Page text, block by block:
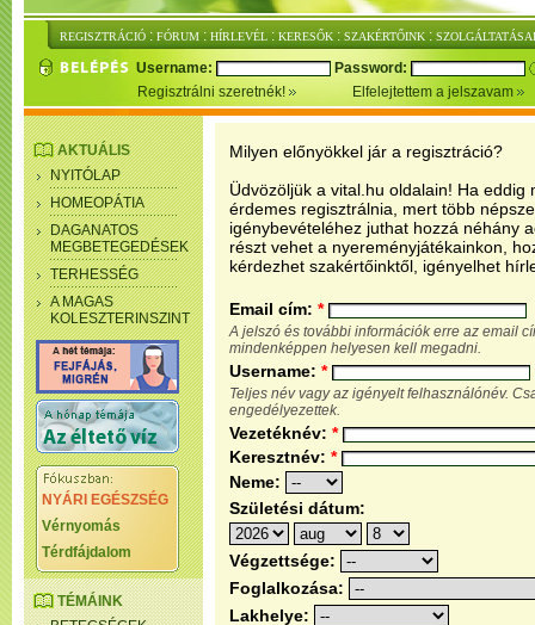
REGISZTRÁCIÓ : FÓRUM : HÍRLEVÉL : KERESŐK : SZAKÉRTŐINK :
Username:
Password:
Regisztrálni szeretnék!
Elfelejtettem a jelszavam
AKTUÁLIS
NYITÓLAP
HOMEOPÁTIA
DAGANATOS
MEGBETEGEDÉSEK
TERHESSÉG
A MAGAS
KOLESZTERINSZINT
NYÁRI EGÉSZSÉG
Vérnyomás
Térdfájdalom
TÉMÁINK
Milyen előnyökkel jár a regisztráció?
Üdvözöljük a vital.hu oldalain! Ha eddig
érdemes regisztrálnia, mert több
igénybevételéhez juthat hozzá néhány
részt vehet a nyereményjátékainkon,
kérdezhet szakértőinktől, igényelhet
Email cím: *
A jelszó és további információk erre az email
mindenképpen helyesen kell megadni.
Username: *
Teljes név vagy az igényelt felhasználónév.
engedélyezettek.
Vezetéknév: *
Keresztnév: *
Neme:
Születési dátum:
Végzettsége:
Foglalkozása:
Lakhelye: